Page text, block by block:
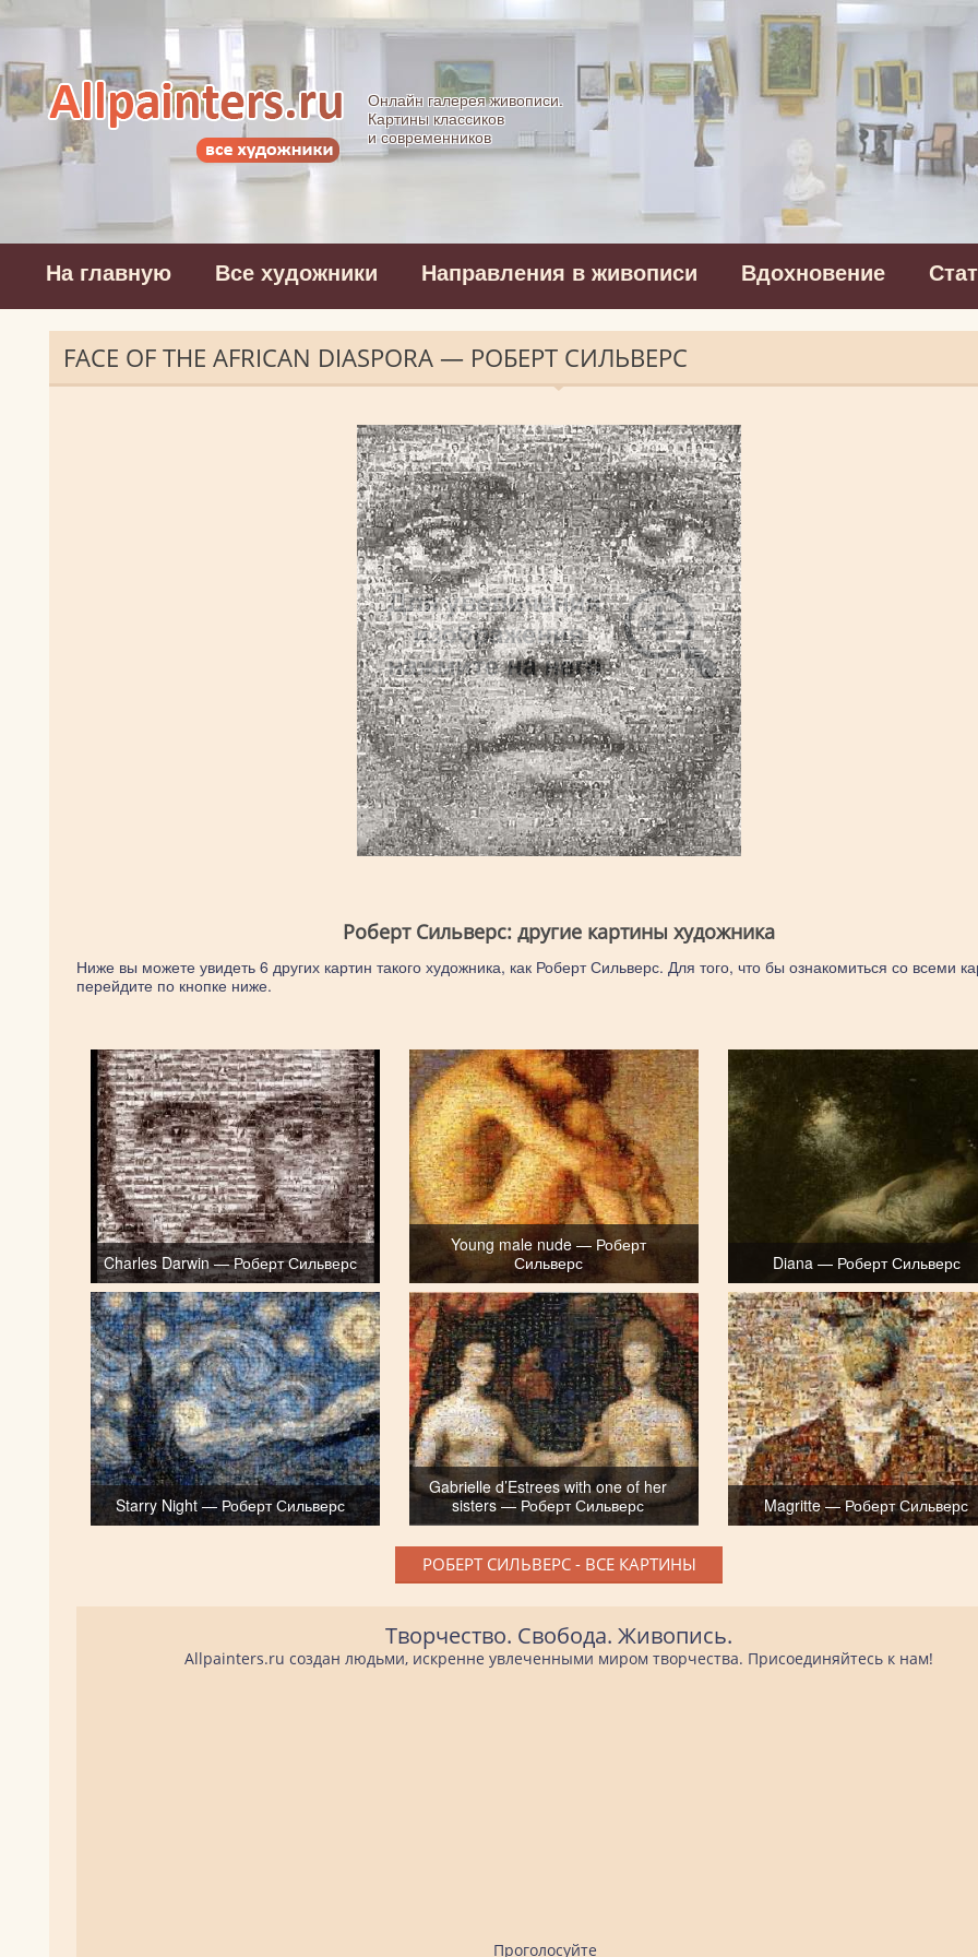
Allpainters.ru - картинная галерея
Онлайн галерея живописи.
Картины классиков
и современников
На главную Все художники Направления в живописи Вдохновение
FACE OF THE AFRICAN DIASPORA — РОБЕРТ СИЛЬВЕРС
Роберт Сильверс: другие картины художника
Ниже вы можете увидеть 6 других картин такого художника, как Роберт Сильверс. Для того, что бы ознакомиться со всеми
перейдите по кнопке ниже.
Charles Darwin — Роберт Сильверс
Young male nude — Роберт
Сильверс
Diana — Роберт Сильверс
Starry Night — Роберт Сильверс
Gabrielle d’Estrees with one of her
sisters — Роберт Сильверс
Magritte — Роберт Сильверс
РОБЕРТ СИЛЬВЕРС - ВСЕ КАРТИНЫ
Творчество. Свобода. Живопись.
Allpainters.ru создан людьми, искренне увлеченными миром творчества. Присоединяйтесь к нам!
Проголосуйте